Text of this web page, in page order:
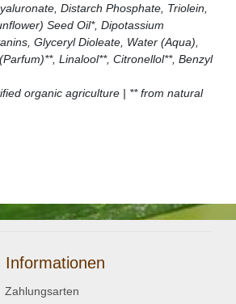
Distarch Phosphate, Triolein,
Seed Oil*, Dipotassium
Glyceryl Dioleate, Water (Aqua),
Linalool**, Citronellol**, Benzyl
organic agriculture | ** from natural
Informationen
Zahlungsarten